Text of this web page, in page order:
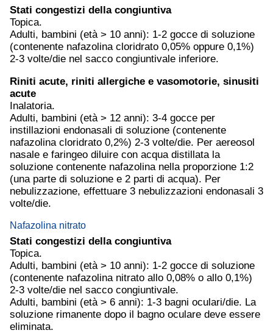
Stati congestizi della congiuntiva
Topica.
Adulti, bambini (età > 10 anni): 1-2 gocce di soluzione
(contenente nafazolina cloridrato 0,05% oppure 0,1%)
2-3 volte/die nel sacco congiuntivale inferiore.
Riniti acute, riniti allergiche e vasomotorie, sinusiti
acute
Inalatoria.
Adulti, bambini (età > 12 anni): 3-4 gocce per
instillazioni endonasali di soluzione (contenente
nafazolina cloridrato 0,2%) 2-3 volte/die. Per aereosol
nasale e faringeo diluire con acqua distillata la
soluzione contenente nafazolina nella proporzione 1:2
(una parte di soluzione e 2 parti di acqua). Per
nebulizzazione, effettuare 3 nebulizzazioni endonasali 3
volte/die.
Nafazolina nitrato
Stati congestizi della congiuntiva
Topica.
Adulti, bambini (età > 10 anni): 1-2 gocce di soluzione
(contenente nafazolina nitrato allo 0,08% o allo 0,1%)
2-3 volte/die nel sacco congiuntivale.
Adulti, bambini (età > 6 anni): 1-3 bagni oculari/die. La
soluzione rimanente dopo il bagno oculare deve essere
eliminata.